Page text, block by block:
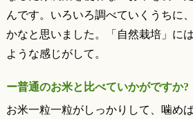
んです。いろいろ調べていくうちに
かなと思いました。「自然栽培」に
ような感じがして。
ー普通のお米と比べていかがですか?
お米一粒一粒がしっかりして、噛め